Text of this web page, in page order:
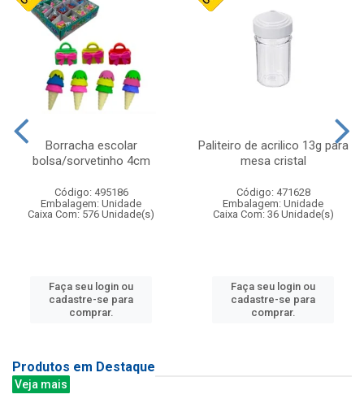
Borracha escolar
bolsa/sorvetinho 4cm
Código: 495186
Embalagem: Unidade
Caixa Com: 576 Unidade(s)
Faça seu login ou
cadastre-se para
comprar.
Paliteiro de acrilico 13g para
mesa cristal
Código: 471628
Embalagem: Unidade
Caixa Com: 36 Unidade(s)
Faça seu login ou
cadastre-se para
comprar.
Produtos em Destaque
Veja mais